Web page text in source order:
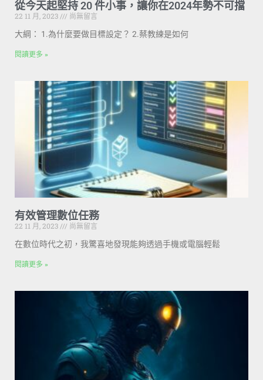
從今天起堅持 20 件小事，讓你在2024年勢不可擋
22 11 月, 2023
尚無留言
大綱： 1.為什麼要做目標設定？ 2.蔡教練是如何
閱讀更多 »
有效管理數位任務
22 11 月, 2023
尚無留言
在數位時代之初，我驚喜地發現能夠透過手機或電腦輕鬆
閱讀更多 »